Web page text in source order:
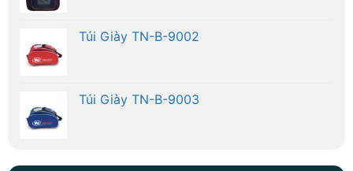
Túi Giày TN-B-9002
Túi Giày TN-B-9003